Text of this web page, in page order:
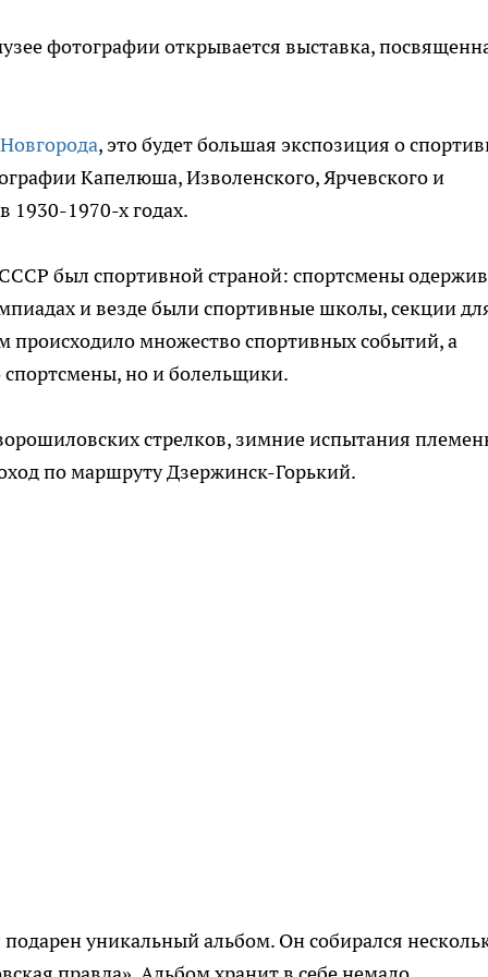
фотографии открывается выставка,
, это будет большая экспозиция о
Капелюша, Изволенского, Ярчевского и
1930-1970-х годах.
был спортивной страной: спортсмены
и везде были спортивные школы, секции
происходило множество спортивных событий, а
спортсмены, но и болельщики.
стрелков, зимние испытания
по маршруту Дзержинск-Горький.
уникальный альбом. Он собирался